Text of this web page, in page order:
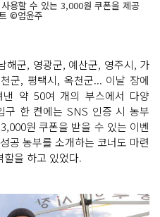
용할 수 있는 3,000원 쿠폰을 제공
©엄윤주
해군, 영광군, 예산군, 영주시, 가
군, 평택시, 옥천군... 이날 장에
약 50여 개의 부스에서 다양
구 한 켠에는 SNS 인증 시 농부
원 쿠폰을 받을 수 있는 이벤
공 농부를 소개하는 코너도 마련
을 하고 있었다.